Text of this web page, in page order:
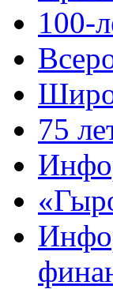
100-
75